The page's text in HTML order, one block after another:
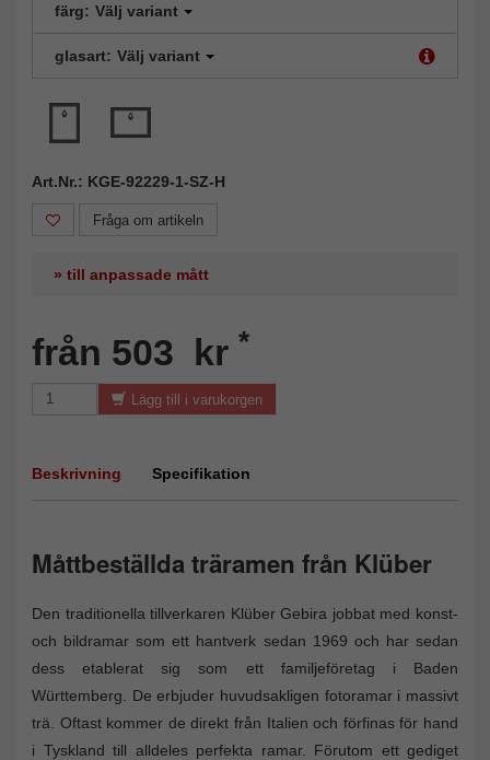
färg: Välj variant
glasart: Välj variant
Art.Nr.: KGE-92229-1-SZ-H
Fråga om artikeln
» till anpassade mått
från 503 kr *
Lägg till i varukorgen
Beskrivning Specifikation
Måttbeställda träramen från Klüber
Den traditionella tillverkaren Klüber Gebira jobbat med konst-
och bildramar som ett hantverk sedan 1969 och har sedan
dess etablerat sig som ett familjeföretag i Baden
Württemberg. De erbjuder huvudsakligen fotoramar i massivt
trä. Oftast kommer de direkt från Italien och förfinas för hand
i Tyskland till alldeles perfekta ramar. Förutom ett gediget